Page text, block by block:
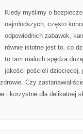
Kiedy myślimy o
najmłodszych, często
odpowiednich zabawek,
równie istotne jest to, co
to tam maluch spędza
jakości pościeli dziecięcej,
Czy
i korzystne dla delikatnej